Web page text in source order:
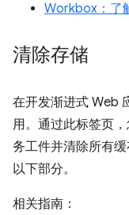
Workbox：了
清除存储
在开发渐进式 Web
用。通过此标签页
务工件并清除所有
以下部分。
相关指南：